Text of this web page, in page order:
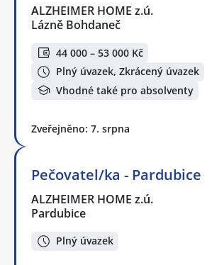
ALZHEIMER HOME z.ú.
Lázně Bohdaneč
44 000 – 53 000 Kč
Plný úvazek, Zkrácený úvazek
Vhodné také pro absolventy
Zveřejněno: 7. srpna
Pečovatel/ka - Pardubice
ALZHEIMER HOME z.ú.
Pardubice
Plný úvazek